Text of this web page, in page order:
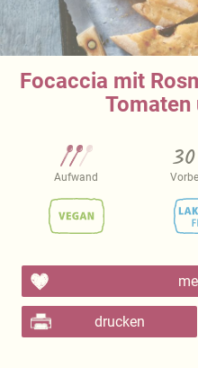
Focaccia mit
Tomaten
Aufwand
30
drucken